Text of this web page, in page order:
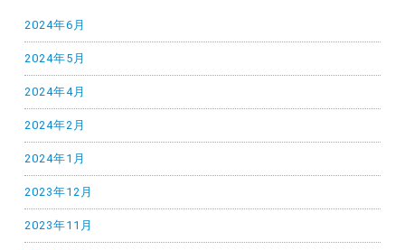
2024年6月
2024年5月
2024年4月
2024年2月
2024年1月
2023年12月
2023年11月